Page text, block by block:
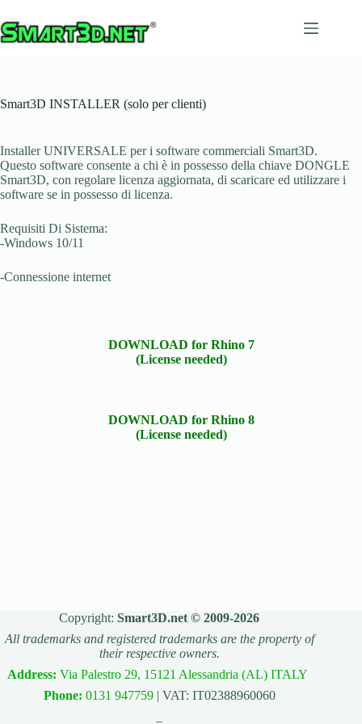
al
contenuto
Smart3D INSTALLER (solo per clienti)
Installer UNIVERSALE per i software commerciali Smart3D.
Questo software consente a chi è in possesso della chiave DONGLE
Smart3D, con regolare licenza aggiornata, di scaricare ed utilizzare i
software se in possesso di licenza.
Requisiti Di Sistema:
-Windows 10/11
-Connessione internet
DOWNLOAD for Rhino 7
(License needed)
DOWNLOAD for Rhino 8
(License needed)
Copyright:Smart3D.net © 2009-2026
All trademarks and registered trademarks are the property of
their respective owners.
Address: Via Palestro 29, 15121 Alessandria (AL) ITALY
Phone: 0131 947759| VAT: IT02388960060